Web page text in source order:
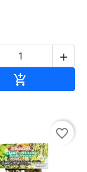


favorite_border